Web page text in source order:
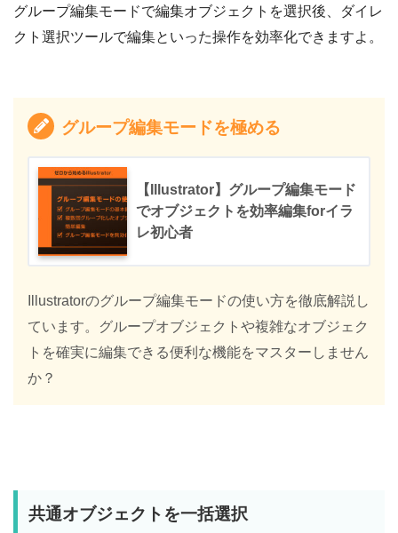
グループ編集モードで編集オブジェクトを選択後、ダイレ
クト選択ツールで編集といった操作を効率化できますよ。
グループ編集モードを極める
【Illustrator】グループ編集モード
でオブジェクトを効率編集forイラ
レ初心者
Illustratorのグループ編集モードの使い方を徹底解説し
ています。グループオブジェクトや複雑なオブジェク
トを確実に編集できる便利な機能をマスターしません
か？
共通オブジェクトを一括選択